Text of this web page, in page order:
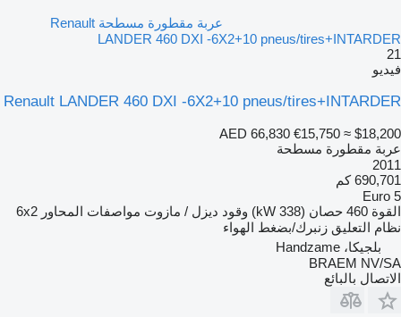
عربة مقطورة مسطحة Renault
LANDER 460 DXI -6X2+10 pneus/tires+INTARDER
21
فيديو
Renault LANDER 460 DXI -6X2+10 pneus/tires+INTARDER
AED 66,830 €15,750 ≈ $18,200
عربة مقطورة مسطحة
2011
690,701 كم
Euro 5
القوة 460 حصان (338 kW) وقود ديزل / مازوت مواصفات المحاور 6x2
نظام التعليق زنبرك/بضغط الهواء
بلجيكا، Handzame
BRAEM NV/SA
الاتصال بالبائع